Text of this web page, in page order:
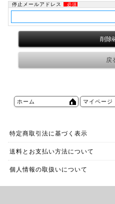
停止メールアドレス 必須
ホーム マイページ
特定商取引法に基づく表示
送料とお支払い方法について
個人情報の取扱いについて